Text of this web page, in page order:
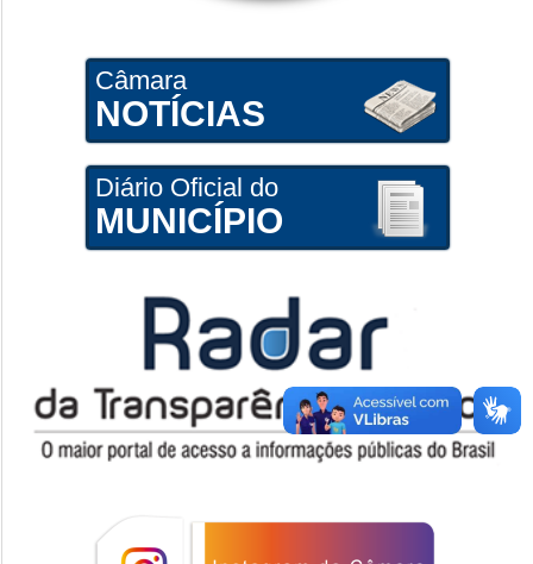
Câmara
NOTÍCIAS
Diário Oficial do
MUNICÍPIO